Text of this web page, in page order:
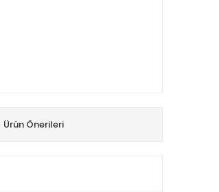
Ürün Önerileri